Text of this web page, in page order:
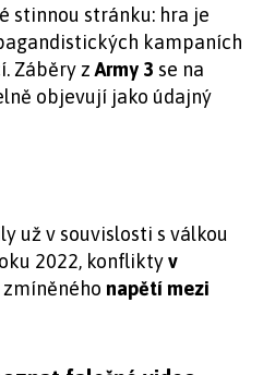
stinnou stránku: hra je
kampaních
Záběry zArmy 3 se na
objevují jako údajný
už v souvislosti s válkou
2022, konfliktyv
napětí mezi